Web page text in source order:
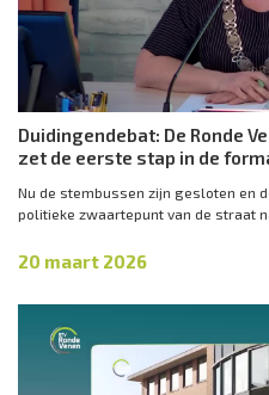
Duidingendebat: De Ronde
zet de eerste stap in de
Nu de stembussen zijn gesloten en
politieke zwaartepunt van de straat
20 maart 2026